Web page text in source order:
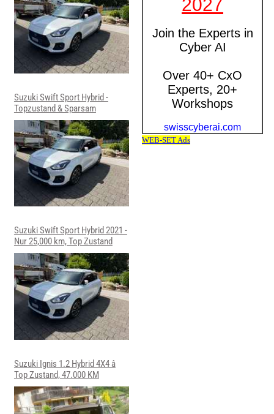
Suzuki Swift Sport Hybrid -
Topzustand & Sparsam
Suzuki Swift Sport Hybrid 2021 -
Nur 25,000 km, Top Zustand
Suzuki Ignis 1.2 Hybrid 4X4 â
Top Zustand, 47.000 KM